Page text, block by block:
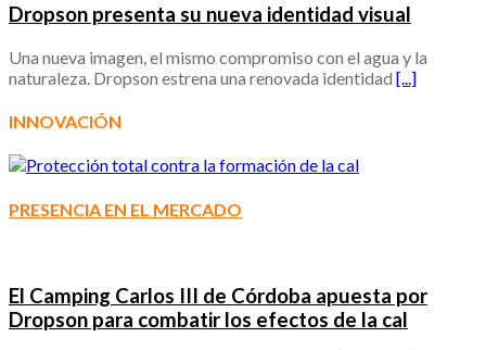
Dropson presenta su nueva identidad visual
Una nueva imagen, el mismo compromiso con el agua y la
naturaleza. Dropson estrena una renovada identidad [...]
INNOVACIÓN
PRESENCIA EN EL MERCADO
El Camping Carlos III de Córdoba apuesta por
Dropson para combatir los efectos de la cal